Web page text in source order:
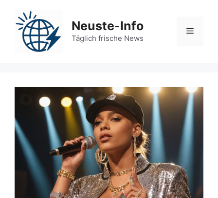
Inhalt
springen
Neuste-Info
Täglich frische News
Menü